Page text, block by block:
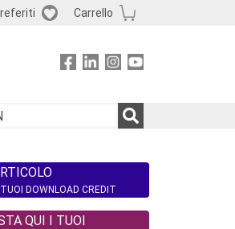
Carrello
DOWNLOAD CREDIT
QUI I TUOI